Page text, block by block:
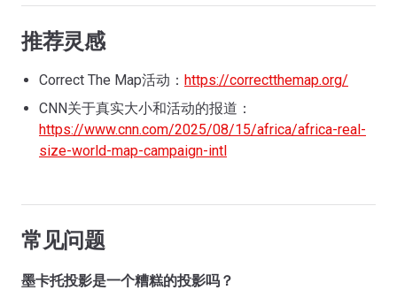
推荐灵感
Correct The Map活动： https://correctthemap.org/
CNN关于真实大小和活动的报道：
https://www.cnn.com/2025/08/15/africa/africa-real-
size-world-map-campaign-intl
常见问题
墨卡托投影是一个糟糕的投影吗？